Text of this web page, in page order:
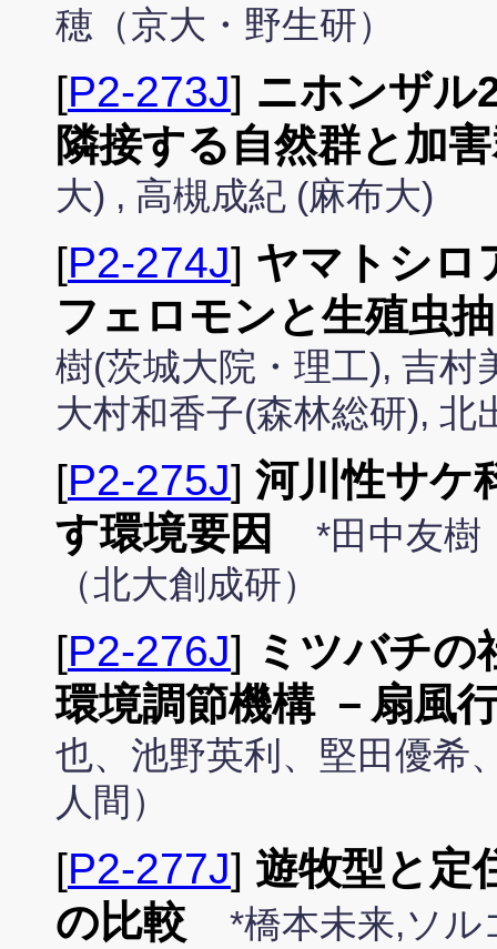
穂（京大・野生研）
[P2-273J] ニホンザル
隣接する自然群と加
大) , 高槻成紀 (麻布大)
[P2-274J] ヤマトシロ
フェロモンと生殖虫
樹(茨城大院・理工), 吉村
大村和香子(森林総研), 北
[P2-275J] 河川性サケ
す環境要因
*田中友樹
（北大創成研）
[P2-276J] ミツバチの
環境調節機構 －扇風
也、池野英利、堅田優希
人間）
[P2-277J] 遊牧型と定
の比較
*橋本未来,ソル